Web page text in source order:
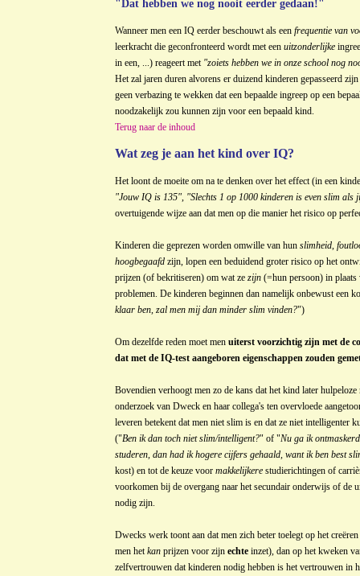
"Dat hebben we nog nooit eerder gedaan!"
Wanneer men een IQ eerder beschouwt als een frequentie van
leerkracht die geconfronteerd wordt met een uitzonderlijke
in een, ...) reageert met "zoiets hebben we in onze school nog
Het zal jaren duren alvorens er duizend kinderen gepasseerd
geen verbazing te wekken dat een bepaalde ingreep op een
noodzakelijk zou kunnen zijn voor een bepaald kind.
Terug naar de inhoud
Wat zeg je aan het kind over IQ?
Het loont de moeite om na te denken over het effect (in een
"Jouw IQ is 135" "Slechts 1 op 1000 kinderen is even slim als
overtuigende wijze aan dat men op die manier het risico op
Kinderen die geprezen worden omwille van hun slimheid
hoogbegaafd zijn, lopen een beduidend groter risico op het
prijzen (of bekritiseren) om wat ze zijn (=hun persoon) in
problemen. De kinderen beginnen dan namelijk onbewust een
klaar ben, zal men mij dan minder slim vinden?")
Om dezelfde reden moet men uiterst voorzichtig zijn met de
dat met de IQ-test aangeboren eigenschappen zouden
Bovendien verhoogt men zo de kans dat het kind later
onderzoek van Dweck en haar collega's ten overvloede
leveren betekent dat men niet slim is en dat ze niet intelligenter
("Ben ik dan toch niet slim/intelligent?" of "Nu ga ik
studeren, dan had ik hogere cijfers gehaald, want ik ben best
kost) en tot de keuze voor makkelijkere studierichtingen of
voorkomen bij de overgang naar het secundair onderwijs of de
nodig zijn.
Dwecks werk toont aan dat men zich beter toelegt op het
men het kan prijzen voor zijn echte inzet), dan op het kweken
zelfvertrouwen dat kinderen nodig hebben is het vertrouwen in